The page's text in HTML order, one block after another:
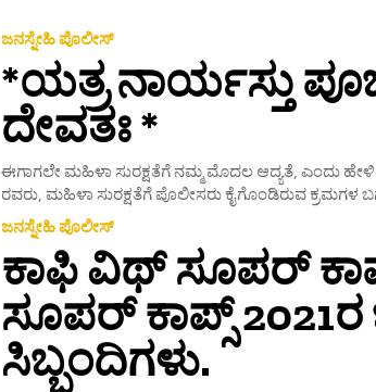
ಜನಸ್ನೇಹಿ ಪೊಲೀಸ್
*ಯತ್ರ ನಾರ್ಯಸ್ತು
ದೇವತಃ *
ಈಗಾಗಲೇ ಮಹಿಳಾ ಸುರಕ್ಷತೆಗೆ ನಮ್ಮ ಮೊದಲ ಆದ್ಯತೆ, ಎಂದು
ರವರು, ಮಹಿಳಾ ಸುರಕ್ಷತೆಗೆ ಪೊಲೀಸರು ಕೈಗೊಂಡಿರುವ ಕ್ರಮಗಳ
ಜನಸ್ನೇಹಿ ಪೊಲೀಸ್
ಕಾಫಿ ವಿಥ್ ಸೂಪರ್
ಸೂಪರ್ ಕಾಪ್ಸ್
ಸಿಬ್ಬಂದಿಗಳು.